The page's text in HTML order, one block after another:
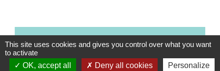
Signaler une erreur sur cette page
This site uses cookies and gives you control over what you want
to activate
OK, accept all
Deny all cookies Personalize